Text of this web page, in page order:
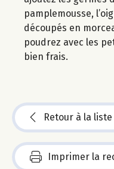
pamplemousse,
découpés en
poudrez avec les
bien frais.
Retour à la liste
Imprimer la